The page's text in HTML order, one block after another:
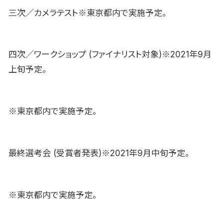
三次／カメラテスト※東京都内で実施予定。
四次／ワークショップ (ファイナリスト対象)※2021年9月
上旬予定。
※東京都内で実施予定。
最終選考会 (受賞者発表)※2021年9月中旬予定。
※東京都内で実施予定。